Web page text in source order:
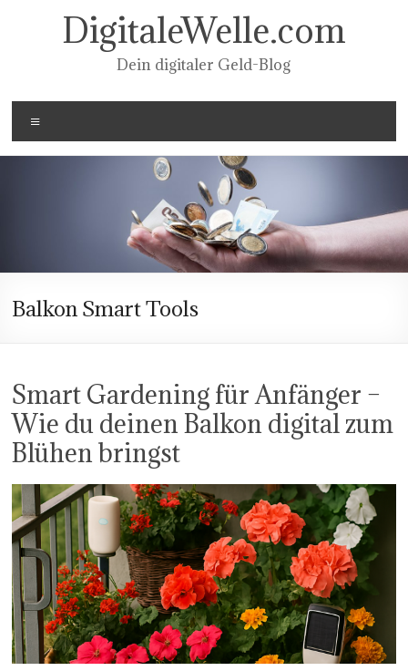
springenDigitaleWelle.com
Dein digitaler Geld-Blog
Balkon Smart Tools
Smart Gardening für Anfänger –
Wie du deinen Balkon digital zum
Blühen bringst